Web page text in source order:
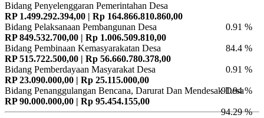
Bidang Penyelenggaran Pemerintahan Desa
RP 1.499.292.394,00 | Rp 164.866.810.860,00
0.91 %
Bidang Pelaksanaan Pembangunan Desa
RP 849.532.700,00 | Rp 1.006.509.810,00
84.4 %
Bidang Pembinaan Kemasyarakatan Desa
RP 515.722.500,00 | Rp 56.660.780.378,00
0.91 %
Bidang Pemberdayaan Masyarakat Desa
RP 23.090.000,00 | Rp 25.115.000,00
91.94 %
Bidang Penanggulangan Bencana, Darurat Dan Mendesak Desa
RP 90.000.000,00 | Rp 95.454.155,00
94.29 %